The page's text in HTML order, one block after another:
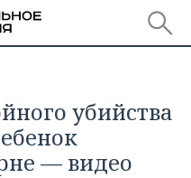
убийства
— видео